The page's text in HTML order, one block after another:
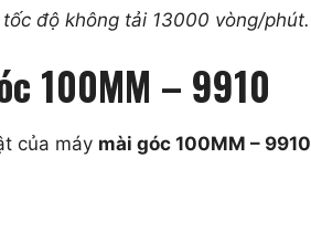
độ không tải 13000 vòng/phút.
100MM – 9910
của máy mài góc 100MM – 9910